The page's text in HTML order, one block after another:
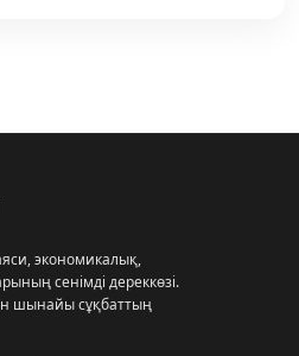
экономикалық,
сенімді дереккөзі.
шынайы сұқбаттың